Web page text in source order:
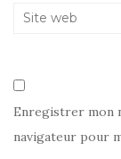
Enregistrer mon
navigateur pour